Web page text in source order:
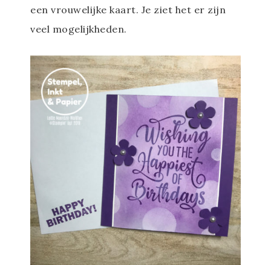
een vrouwelijke kaart. Je ziet het er zijn
veel mogelijkheden.